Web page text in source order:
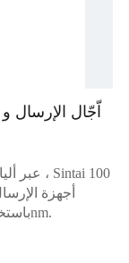
مسافة الإرسال حتى m باستخدام طول موجي 850nm.